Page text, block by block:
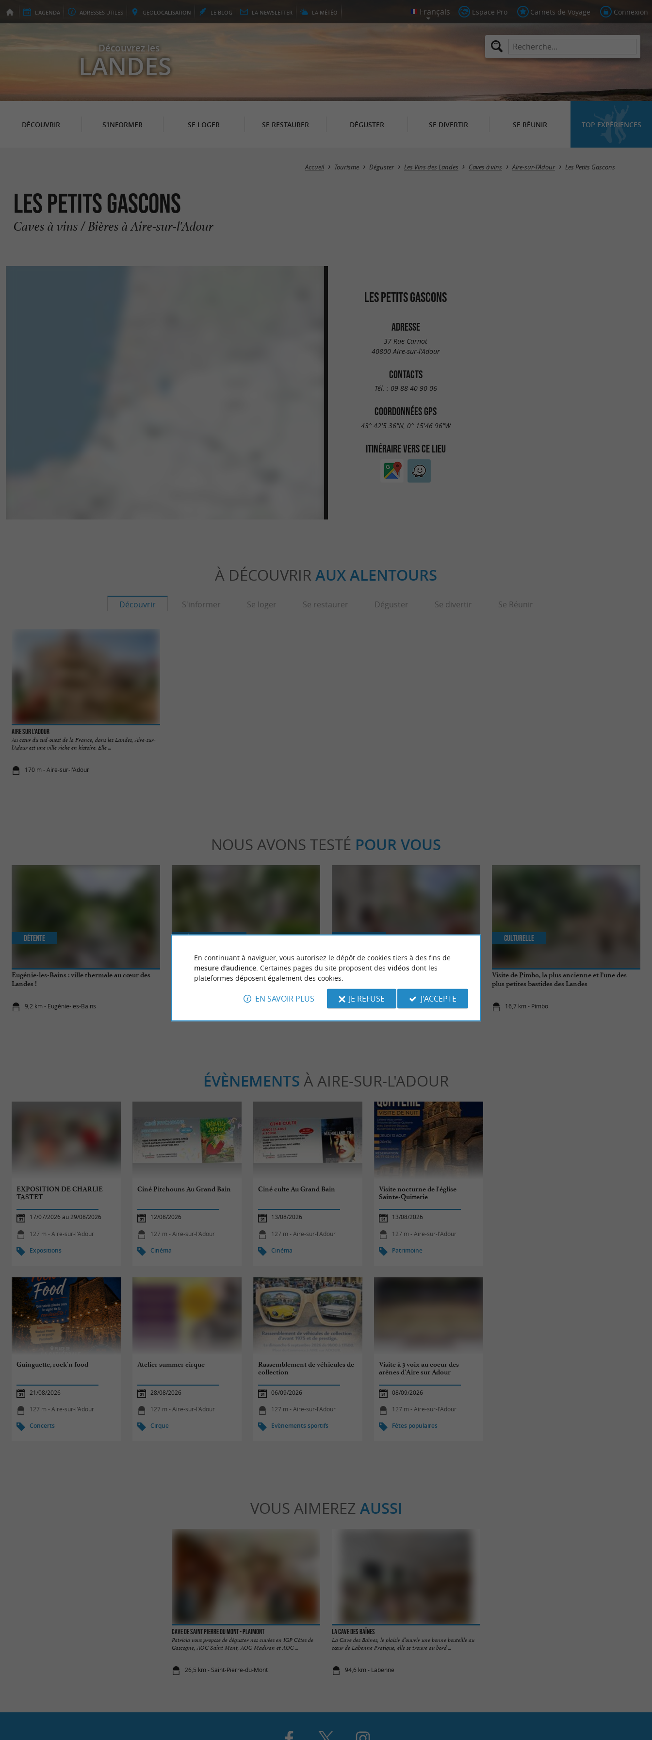
L'AGENDA ADRESSES UTILES GEOLOCALISATION LE BLOG LA NEWSLETTER LA MÉTÉO Espace Pro Carnets de Voyage Connexion
Découvrez les
LANDES
DÉCOUVRIR S'INFORMER SE LOGER SE RESTAURER DÉGUSTER SE DIVERTIR SE RÉUNIR TOP EXPÉRIENCES
Accueil Tourisme Déguster Les Vins des Landes Caves à vins Aire-sur-l'Adour Les Petits Gascons
Les Petits Gascons
Caves à vins / Bières à Aire-sur-l'Adour
LES PETITS GASCONS
ADRESSE
37 Rue Carnot
40800 Aire-sur-l'Adour
CONTACTS
Tél. : 09 88 40 90 06
COORDONNÉES GPS
43° 42'5.36"N, 0° 15'46.96"W
ITINÉRAIRE VERS CE LIEU
À DÉCOUVRIR AUX ALENTOURS
Découvrir S'informer Se loger Se restaurer Déguster Se divertir Se Réunir
Aire sur l'Adour
Au cœur du sud-ouest de la France, dans les Landes, Aire-sur-
l’Adour est une ville riche en histoire. Elle ...
170 m - Aire-sur-l'Adour
NOUS AVONS TESTÉ POUR VOUS
Eugénie-les-Bains : ville thermale au cœur des
Landes !
9,2 km - Eugénie-les-Bains
Détente
Les villes thermales des Landes
Séjours / Weekend
À la découverte de la Bastide de Geaune
11,5 km - Geaune
Culturelle
Visite de Pimbo, la plus ancienne et l’une des
plus petites bastides des Landes
16,7 km - Pimbo
Culturelle
ÉVÈNEMENTS À AIRE-SUR-L'ADOUR
EXPOSITION DE CHARLIE
TASTET
17/07/2026 au 29/08/2026
127 m - Aire-sur-l'Adour
Expositions
Ciné Pitchouns Au Grand Bain
12/08/2026
127 m - Aire-sur-l'Adour
Cinéma
Ciné culte Au Grand Bain
13/08/2026
127 m - Aire-sur-l'Adour
Cinéma
Visite nocturne de l'église
Sainte-Quitterie
13/08/2026
127 m - Aire-sur-l'Adour
Patrimoine
Guinguette, rock'n food
21/08/2026
127 m - Aire-sur-l'Adour
Concerts
Atelier summer cirque
28/08/2026
127 m - Aire-sur-l'Adour
Cirque
Rassemblement de véhicules de
collection
06/09/2026
127 m - Aire-sur-l'Adour
Evènements sportifs
Visite à 3 voix au coeur des
arènes d'Aire sur Adour
08/09/2026
127 m - Aire-sur-l'Adour
Fêtes populaires
VOUS AIMEREZ AUSSI
Cave de Saint Pierre du Mont - Plaimont
Patricia vous propose de déguster nos cuvées en IGP Côtes de
Gascogne, AOC Saint Mont, AOC Madiran et AOC ...
26,5 km - Saint-Pierre-du-Mont
La Cave des Baïnes
La Cave des Baïnes, le plaisir d’ouvrir une bonne bouteille au
cœur de Labenne Pratique, elle se trouve au bord ...
94,6 km - Labenne
En continuant à naviguer, vous autorisez le dépôt de cookies tiers à des fins de
mesure d'audience. Certaines pages du site proposent des vidéosdont les
plateformes déposent également des cookies.
EN SAVOIR PLUS JE REFUSE J'ACCEPTE